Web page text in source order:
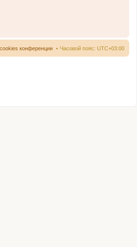
Часовой пояс: UTC+03:00
конференции